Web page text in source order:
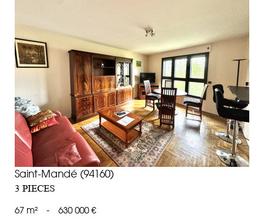
voir le bien
Saint-Mandé (94160)
3 PIECES
67 m²
- 630 000 €